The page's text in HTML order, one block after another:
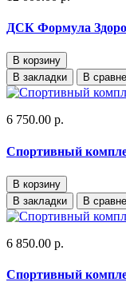
ДСК Формула
В корзину
В закладки
В
6 750.00 р.
Спортивный
В корзину
В закладки
В
6 850.00 р.
Спортивный